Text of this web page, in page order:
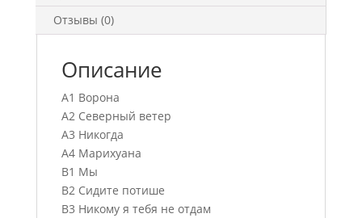
Отзывы (0)
Описание
A1 Ворона
A2 Северный ветер
A3 Никогда
A4 Марихуана
B1 Мы
B2 Сидите потише
B3 Никому я тебя не отдам